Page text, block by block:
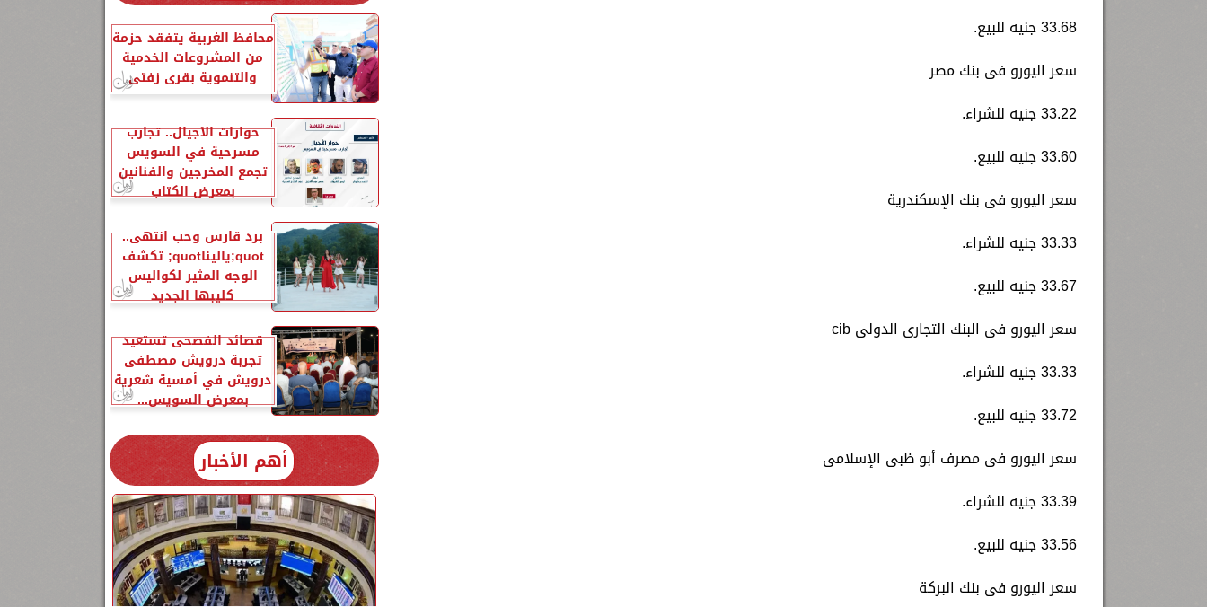
33.68 جنيه للبيع.
سعر اليورو فى بنك مصر
33.22 جنيه للشراء.
33.60 جنيه للبيع.
سعر اليورو فى بنك الإسكندرية
33.33 جنيه للشراء.
33.67 جنيه للبيع.
سعر اليورو فى البنك التجارى الدولى cib
33.33 جنيه للشراء.
33.72 جنيه للبيع.
سعر اليورو فى مصرف أبو ظبى الإسلامى
33.39 جنيه للشراء.
33.56 جنيه للبيع.
سعر اليورو فى بنك البركة
محافظ الغربية يتفقد حزمة
من المشروعات الخدمية
والتنموية بقرى زفتى
حوارات الأجيال.. تجارب
مسرحية في السويس
تجمع المخرجين والفنانين
بمعرض الكتاب
برد قارس وحب انتهى..
quot;ياليناquot; تكشف
الوجه المثير لكواليس
كليبها الجديد
قصائد الفصحى تستعيد
تجربة درويش مصطفى
درويش في أمسية شعرية
بمعرض السويس...
أهم الأخبار